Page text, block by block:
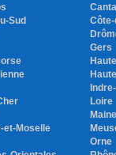
Sud
Gers
Loire
et-Moselle
Orne